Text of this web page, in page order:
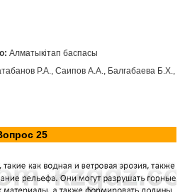
Алматыкітап баспасы
Р.А., Саипов А.А., Балгабаева Б.Х.,
25